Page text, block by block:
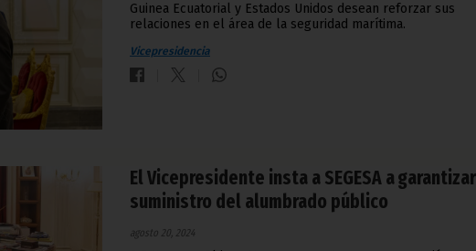
Guinea Ecuatorial y Estados Unidos desean reforzar sus
relaciones en el área de la seguridad marítima.
Vicepresidencia
El Vicepresidente insta a SEGESA a
suministro del alumbrado público
agosto 20, 2024